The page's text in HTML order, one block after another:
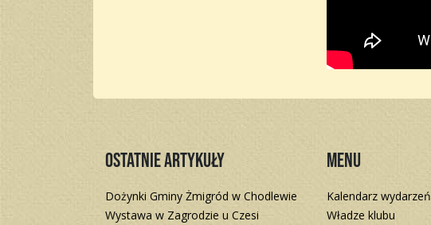
Ostatnie artykuły
Dożynki Gminy Żmigród w Chodlewie
Wystawa w Zagrodzie u Czesi
Menu
Kalendarz wydarzeń
Władze klubu